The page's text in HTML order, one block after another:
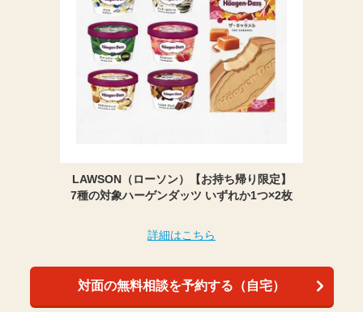
LAWSON（ローソン）【お持ち帰り限定】
7種の対象ハーゲンダッツ いずれか1つ×2枚
詳細はこちら
対面の無料相談を予約する（自宅）